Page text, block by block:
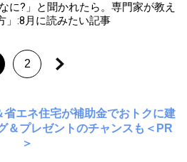
に?」と聞かれたら。専門家が教え
」:8月に読みたい記事
2
エネ住宅が補助金でおトクに建
＆プレゼントのチャンスも＜PR
＞